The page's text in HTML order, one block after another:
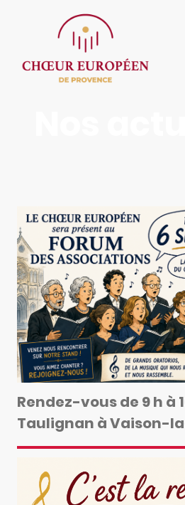
Rendez-vous de 9 h à
Taulignan à Vaison-